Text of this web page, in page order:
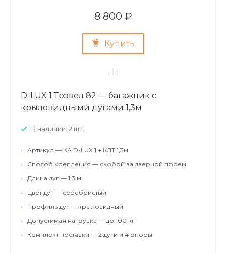
8 800 ₽
Купить
D-LUX 1 Трэвел 82 — багажник с
крыловидными дугами 1,3м
В наличии: 2 шт.
•
Артикул — КА D-LUX 1 + КДТ 1,3м
•
Способ крепления — скобой за дверной проем
•
Длина дуг — 1,3 м
•
Цвет дуг — серебристый
•
Профиль дуг — крыловидный
•
Допустимая нагрузка — до 100 кг
•
Комплект поставки — 2 дуги и 4 опоры